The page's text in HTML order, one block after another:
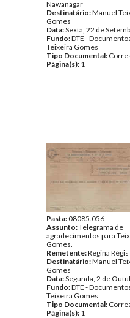
Nawanagar
Destinatário:Manuel
Gomes
Data:Sexta, 22 de
Fundo:DTE -
Teixeira Gomes
Tipo Documental:
Página(s): 1
Pasta:08085.056
Assunto:Telegrama de
agradecimentos para
Gomes.
Remetente:Regina
Destinatário:Manuel
Gomes
Data:Segunda, 2 de
Fundo:DTE -
Teixeira Gomes
Tipo Documental:
Página(s): 1